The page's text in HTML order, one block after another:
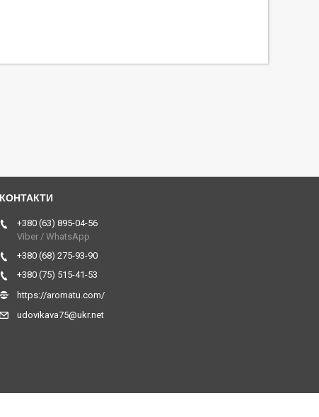
+380 (63) 895-04-56
Viber / WhatsApp
+380 (68) 275-93-90
+380 (75) 515-41-53
https://aromatu.com/
udovikava75@ukr.net